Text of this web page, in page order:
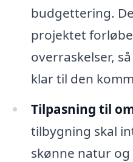
budgettering.
projektet
overraskelser,
klar til den
Tilpasning til
tilbygning skal
skønne natur